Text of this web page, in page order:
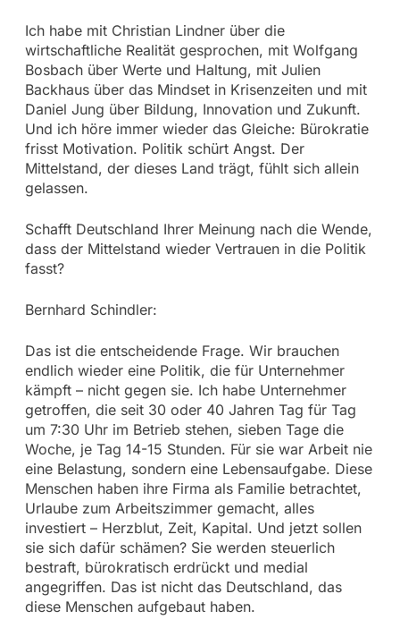
Ich habe mit Christian Lindner über die
wirtschaftliche Realität gesprochen, mit Wolfgang
Bosbach über Werte und Haltung, mit Julien
Backhaus über das Mindset in Krisenzeiten und mit
Daniel Jung über Bildung, Innovation und Zukunft.
Und ich höre immer wieder das Gleiche: Bürokratie
frisst Motivation. Politik schürt Angst. Der
Mittelstand, der dieses Land trägt, fühlt sich allein
gelassen.
Schafft Deutschland Ihrer Meinung nach die Wende,
dass der Mittelstand wieder Vertrauen in die Politik
fasst?
Bernhard Schindler:
Das ist die entscheidende Frage. Wir brauchen
endlich wieder eine Politik, die für Unternehmer
kämpft – nicht gegen sie. Ich habe Unternehmer
getroffen, die seit 30 oder 40 Jahren Tag für Tag
um 7:30 Uhr im Betrieb stehen, sieben Tage die
Woche, je Tag 14-15 Stunden. Für sie war Arbeit nie
eine Belastung, sondern eine Lebensaufgabe. Diese
Menschen haben ihre Firma als Familie betrachtet,
Urlaube zum Arbeitszimmer gemacht, alles
investiert – Herzblut, Zeit, Kapital. Und jetzt sollen
sie sich dafür schämen? Sie werden steuerlich
bestraft, bürokratisch erdrückt und medial
angegriffen. Das ist nicht das Deutschland, das
diese Menschen aufgebaut haben.